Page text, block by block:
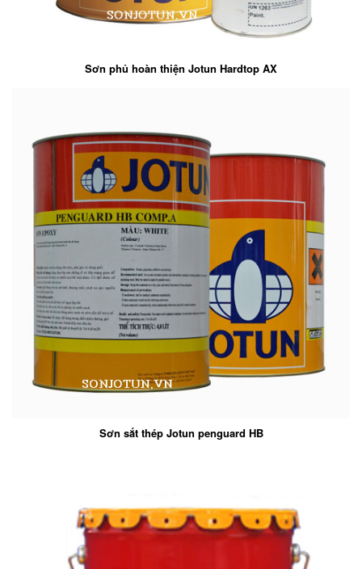
Sơn phủ hoàn thiện Jotun Hardtop AX
Sơn sắt thép Jotun penguard HB